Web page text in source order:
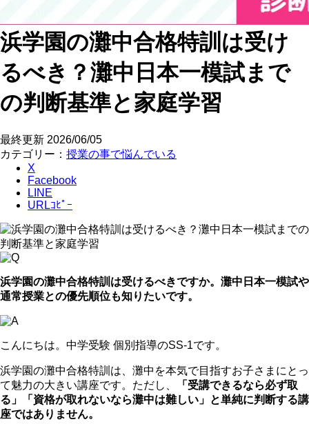
浜学園の灘中合格特訓は受け
るべき？灘中日本一模試まで
の判断基準と家庭学習
最終更新 2026/06/05
カテゴリー： 授業の事で悩んでいる
X
Facebook
LINE
URLｺﾋﾟｰ
浜学園の灘中合格特訓は受けるべきですか。灘中日本一模試や
通常授業との優先順位も知りたいです。
こんにちは。中学受験 個別指導のSS-1です。
浜学園の灘中合格特訓は、灘中を本気で目指すお子さまにとっ
て魅力の大きい講座です。ただし、
「受講できるなら必ず取
る」「資格が取れないなら灘中は難しい」と単純に判断する講
座ではありません。